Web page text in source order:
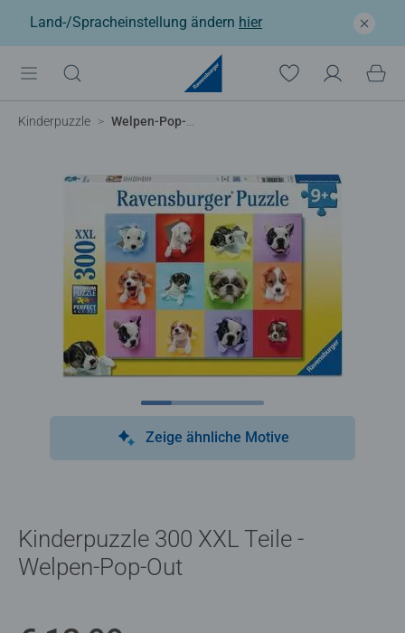
Land-/Spracheinstellung ändern hier
Kinderpuzzle Welpen-Pop-Out
Zeige ähnliche Motive
Kinderpuzzle 300 XXL Teile -
Welpen-Pop-Out